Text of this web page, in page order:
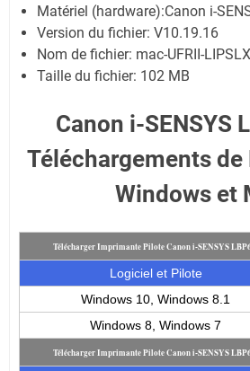
Matériel (hardware):Canon i-
Version du fichier: V10.19.16
Nom de fichier: mac-UFRII-
Taille du fichier: 102 MB
Canon i-SENSYS
Téléchargements
Windows et
Télécharger Imprimante Pilote Canon i-SENSYS
Logiciel et Pilote
Windows 10, Windows 8.1
Windows 8, Windows 7
Télécharger Imprimante Pilote Canon i-SENSYS